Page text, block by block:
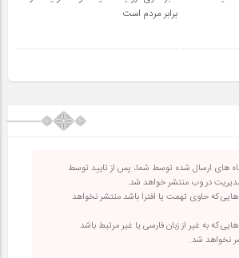
برابر مردم است
های ارسال شده توسط شما، پس از تایید توسط
در وب منتشر خواهد شد.
هایی که حاوی تهمت یا افترا باشد منتشر نخواهد
هایی که به غیر از زبان فارسی یا غیر مرتبط باشد
نخواهد شد.